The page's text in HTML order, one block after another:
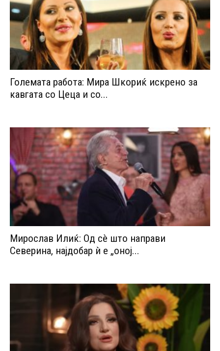
Големата работа: Мира Шкориќ искрено за
кавгата со Цеца и со...
Мирослав Илиќ: Од сè што направи
Северина, најдобар ѝ е „оној...